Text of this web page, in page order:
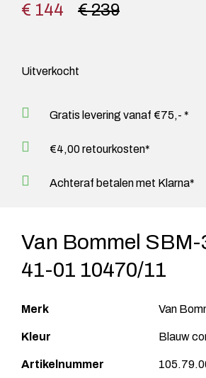
€ 239
€ 144
Uitverkocht
Gratis levering vanaf €75,- *
€4,00 retourkosten*
Achteraf betalen met Klarna*
Van Bommel SBM-
41-01 10470/11
Merk Van
Kleur Blauw
Artikelnummer